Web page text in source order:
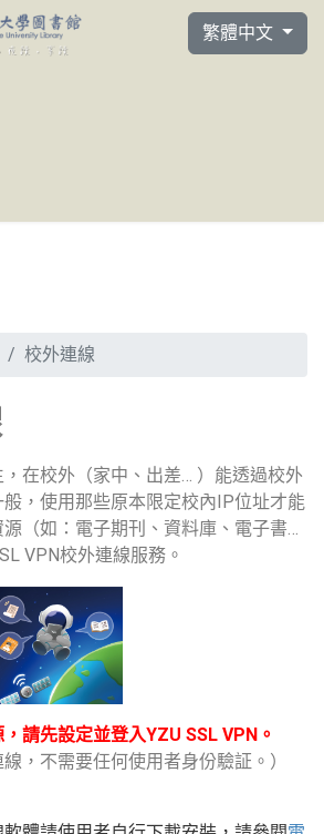
選擇你的語言
繁體中文
校外連線
在校外（家中、出差… ）能透過校外
，使用那些原本限定校內IP位址才能
（如：電子期刊、資料庫、電子書…
VPN校外連線服務。
請先設定並登入YZU SSL VPN。
，不需要任何使用者身份驗証。）